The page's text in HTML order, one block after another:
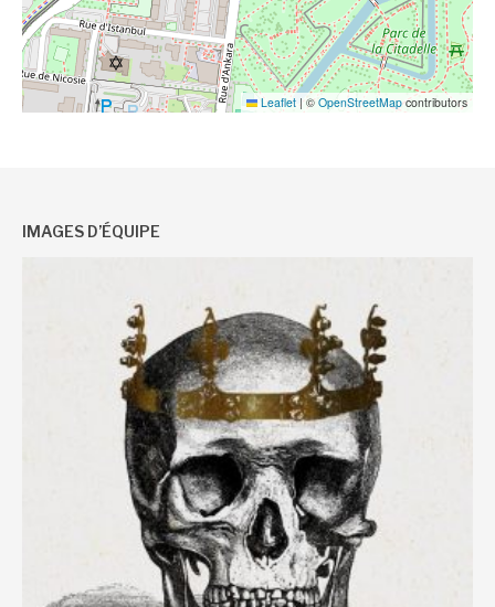
Leaflet | © OpenStreetMapcontributors
IMAGES D’ÉQUIPE